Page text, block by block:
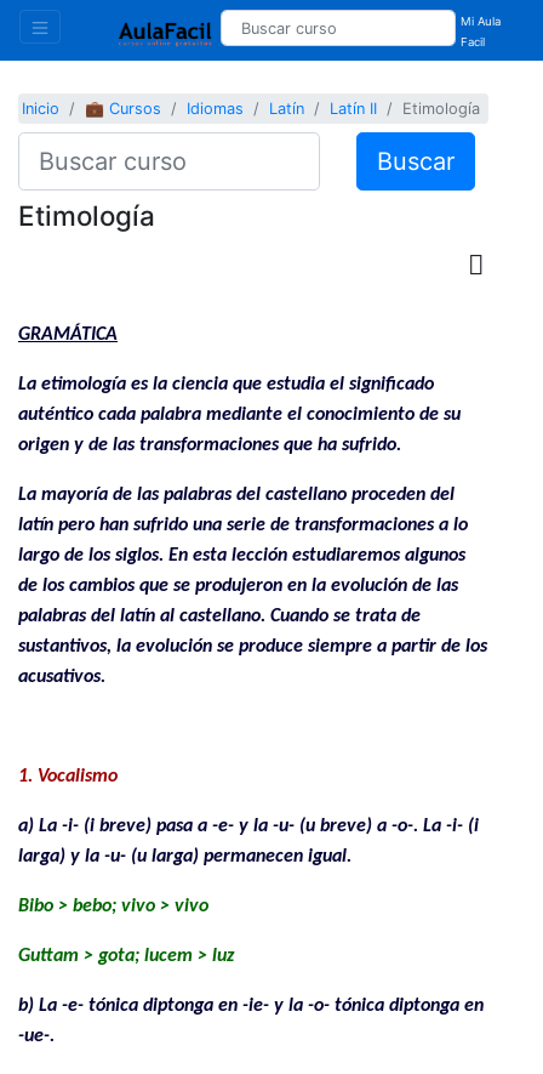
Mi Aula
Facil
Inicio 💼 Cursos Idiomas Latín Latín II Etimología
Buscar
Etimología
GRAMÁTICA
La etimología es la ciencia que estudia el significado
auténtico cada palabra mediante el conocimiento de su
origen y de las transformaciones que ha sufrido.
La mayoría de las palabras del castellano proceden del
latín pero han sufrido una serie de transformaciones a lo
largo de los siglos. En esta lección estudiaremos algunos
de los cambios que se produjeron en la evolución de las
palabras del latín al castellano. Cuando se trata de
sustantivos, la evolución se produce siempre a partir de los
acusativos.
1. Vocalismo
a) La -i- (i breve) pasa a -e- y la -u- (u breve) a -o-. La -i- (i
larga) y la -u- (u larga) permanecen igual.
Bibo > bebo; vivo > vivo
Guttam > gota; lucem > luz
b) La -e- tónica diptonga en -ie- y la -o- tónica diptonga en
-ue-.